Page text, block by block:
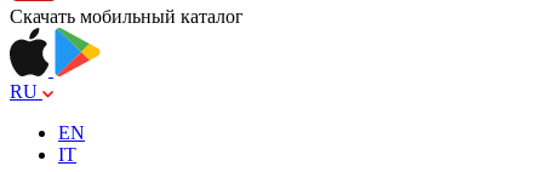
Скачать мобильный каталог
RU
EN
IT